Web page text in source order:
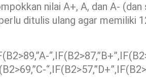
nilai A+, A, dan A-
ditulis ulang agar memiliki